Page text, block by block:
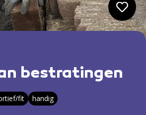
bestratingen
fit handig